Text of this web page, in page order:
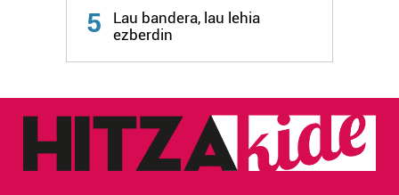
fitxategiak erabiltzen ditu. Zure esperientzia eta
zerbitzuak hobetzeko asmoz, cookie teknologiaz
baliatzen gara. Ohar hau onartuz gero, teknologia hori
irakurri
5
Lau bandera, lau lehia
ezberdin